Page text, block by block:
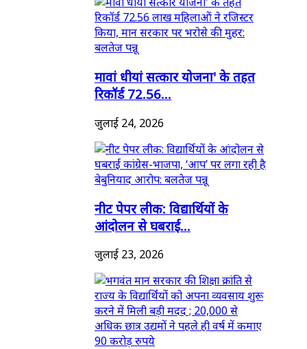
मावां धीयां सत्कार योजना' के तहत
रिकॉर्ड 72.56...
जुलाई 24, 2026
नीट पेपर लीक: विद्यार्थियों के
आंदोलन से घबराई...
जुलाई 23, 2026